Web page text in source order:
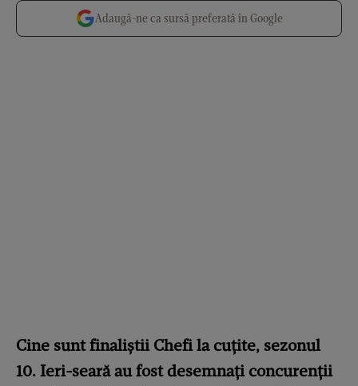
Adaugă-ne ca sursă preferată în Google
Cine sunt finaliștii Chefi la cuțite, sezonul
10. Ieri-seară au fost desemnați concurenții